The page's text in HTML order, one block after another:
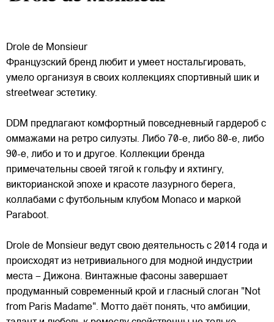
Drole de Monsieur
Французский бренд любит и умеет ностальгировать,
умело организуя в своих коллекциях спортивный шик и
streetwear эстетику.
DDM предлагают комфортный повседневный гардероб с
оммажами на ретро силуэты. Либо 70-е, либо 80-е, либо
90-е, либо и то и другое. Коллекции бренда
примечательны своей тягой к гольфу и яхтингу,
викторианской эпохе и красоте лазурного берега,
коллабами с футбольным клубом Monaco и маркой
Paraboot.
Drole de Monsieur ведут свою деятельность с 2014 года и
происходят из нетривиального для модной индустрии
места – Дижона. Винтажные фасоны завершает
продуманный современный крой и гласный слоган "Not
from Paris Madame". Мотто даёт понять, что амбиции,